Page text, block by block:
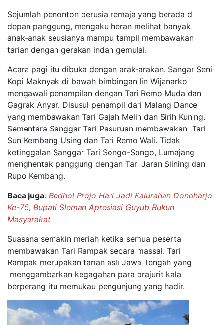
Sejumlah penonton berusia remaja yang berada di
depan panggung, mengaku heran melihat banyak
anak-anak seusianya mampu tampil membawakan
tarian dengan gerakan indah gemulai.
Acara pagi itu dibuka dengan arak-arakan. Sangar Seni
Kopi Maknyak di bawah bimbingan Iin Wijanarko
mengawali penampilan dengan Tari Remo Muda dan
Gagrak Anyar. Disusul penampil dari Malang Dance
yang membawakan Tari Gajah Melin dan Sirih Kuning.
Sementara Sanggar Tari Pasuruan membawakan Tari
Sun Kembang Using dan Tari Remo Wali. Tidak
ketinggalan Sanggar Tari Songo-Songo, Lumajang
menghentak panggung dengan Tari Jaran Slining dan
Rupo Kembang.
Baca juga: Bedhol Projo Hari Jadi Kalurahan Donoharjo
Ke-75, Bupati Sleman Apresiasi Guyub Rukun
Masyarakat
Suasana semakin meriah ketika semua peserta
membawakan Tari Rampak secara massal. Tari
Rampak merupakan tarian asli Jawa Tengah yang
menggambarkan kegagahan para prajurit kala
berperang itu memukau pengunjung yang hadir.